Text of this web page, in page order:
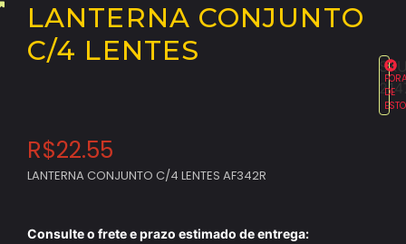
LANTERNA CONJUNTO
C/4 LENTES
DE
R$22.55
LANTERNA CONJUNTO C/4 LENTES AF342R
Consulte o frete e prazo estimado de entrega: